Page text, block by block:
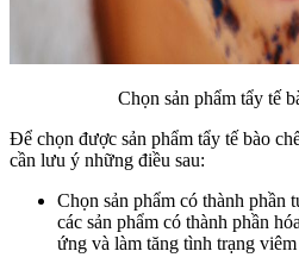
Chọn sản phẩm tẩy tế
Để chọn được sản phẩm tẩy tế bào
cần lưu ý những điều sau:
Chọn sản phẩm có thành phần
các sản phẩm có thành phần
ứng và làm tăng tình trạng